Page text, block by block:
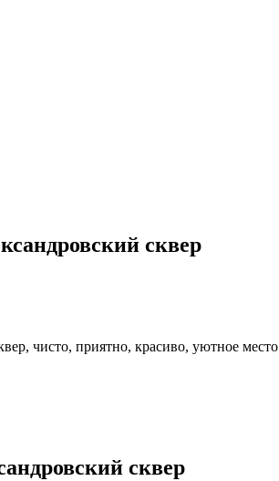
сквер
чисто, приятно, красиво, уютное место
сквер